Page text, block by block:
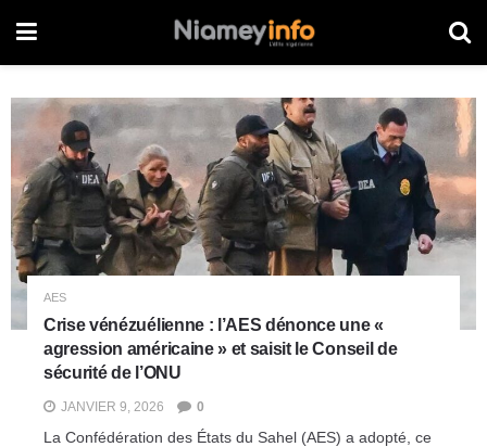
AES
Crise vénézuélienne : l’AES dénonce une «
agression américaine » et saisit le Conseil de
sécurité de l’ONU
JANVIER 9, 2026 0
La Confédération des États du Sahel (AES) a adopté, ce